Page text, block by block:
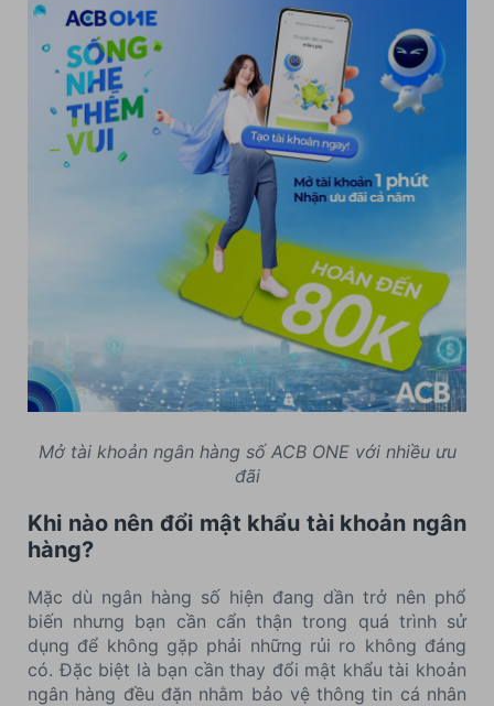
Mở tài khoản ngân hàng số ACB ONE với nhiều ưu
đãi
Khi nào nên đổi mật khẩu tài khoản ngân
hàng?
Mặc dù ngân hàng số hiện đang dần trở nên phổ
biến nhưng bạn cần cẩn thận trong quá trình sử
dụng để không gặp phải những rủi ro không đáng
có. Đặc biệt là bạn cần thay đổi mật khẩu tài khoản
ngân hàng đều đặn nhằm bảo vệ thông tin cá nhân